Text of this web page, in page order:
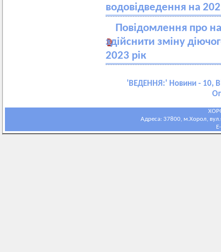
водовідведення на
Повідомлення про
здійснити зміну
2023 рік
' ВЕДЕННЯ:' Новини - 10,
Адреса: 37800, м.Хорол,